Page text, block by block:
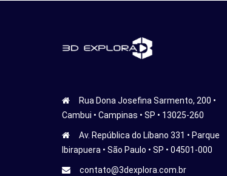
Rua Dona Josefina Sarmento, 200 •
Cambui • Campinas • SP • 13025-260
Av. República do Líbano 331 • Parque
Ibirapuera • São Paulo • SP • 04501-000
contato@3dexplora.com.br